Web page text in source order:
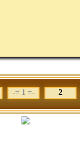
-= 1 =- 2